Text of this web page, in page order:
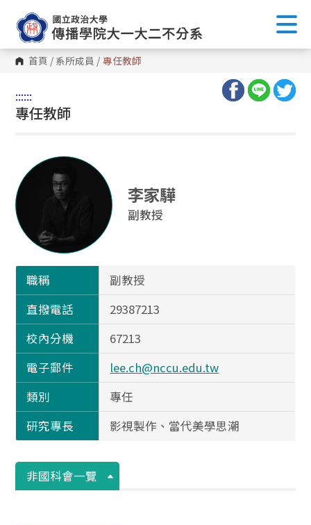
首頁 / 系所成員 / 專任教師
::::::
專任教師
李家驊
副教授
職稱
副教授
直撥電話
29387213
校內分機
67213
電子郵件
lee.ch@nccu.edu.tw
類別
專任
研究專長
影視製作、當代美學思潮
非國科會一覽